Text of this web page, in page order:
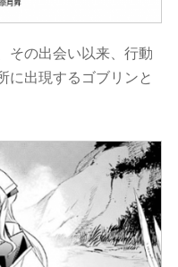
その出会い以来、行動
に出現するゴブリンと